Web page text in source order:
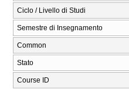
Ciclo / Livello di Studi
Semestre di Insegnamento
Common
Stato
Course ID